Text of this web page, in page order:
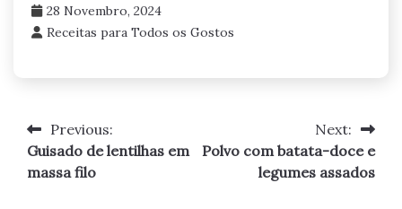
28 Novembro, 2024
Receitas para Todos os Gostos
Navegação
de
Previous:
Guisado de lentilhas em
massa filo
Next:
Polvo com batata-doce e
legumes assados